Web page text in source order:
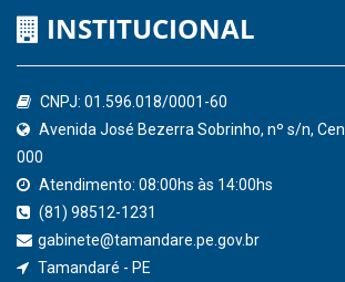
INSTITUCIONAL
CNPJ: 01.596.018/0001-60
Avenida José Bezerra Sobrinho, nº s/n,
000
Atendimento: 08:00hs às 14:00hs
(81) 98512-1231
gabinete@tamandare.pe.gov.br
Tamandaré - PE